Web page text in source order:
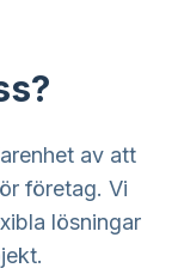
av att
företag. Vi
lösningar